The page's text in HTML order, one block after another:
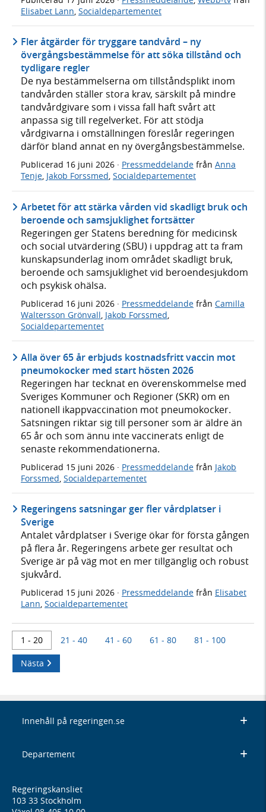
Elisabet Lann Socialdepartementet
Fler åtgärder för tryggare tandvård – ny
övergångsbestämmelse för att söka tillstånd och
tydligare regler
De nya bestämmelserna om tillståndsplikt inom
tandvården ställer stora krav, särskilt på mindre
tandvårdgivare som i vissa fall haft svårt att
anpassa sig till regelverket. För att stödja
vårdgivarna i omställningen föreslår regeringen
därför bland annat en ny övergångsbestämmelse.
Publicerad 16 juni 2026 · Pressmeddelande från Anna
Tenje, Jakob Forssmed, Socialdepartementet
Arbetet för att stärka vården vid skadligt bruk och
beroende och samsjuklighet fortsätter
Regeringen ger Statens beredning för medicinsk
och social utvärdering (SBU) i uppdrag att ta fram
kunskapsunderlag inom området skadligt bruk,
beroende och samsjuklighet vid beroendesjukdom
och psykisk ohälsa.
Publicerad 16 juni 2026 · Pressmeddelande från Camilla
Waltersson Grönvall, Jakob Forssmed,
Socialdepartementet
Alla över 65 år erbjuds kostnadsfritt vaccin mot
pneumokocker med start hösten 2026
Regeringen har tecknat en överenskommelse med
Sveriges Kommuner och Regioner (SKR) om en
nationell ikappvaccination mot pneumokocker.
Satsningen riktar sig till personer som är äldre än
65 år och som ännu inte vaccinerats enligt de
senaste rekommendationerna.
Publicerad 15 juni 2026 · Pressmeddelande från Jakob
Forssmed Socialdepartementet
Regeringens satsningar ger fler vårdplatser i
Sverige
Antalet vårdplatser i Sverige ökar för första gången
på flera år. Regeringens arbete ger resultat och
Sverige är på väg mot en mer tillgänglig och robust
sjukvård.
Publicerad 15 juni 2026 · Pressmeddelande från Elisabet
Lann, Socialdepartementet
1 - 20 21 - 40 41 - 60 61 - 80 81 - 100
Nästa
Innehåll på regeringen.se
Departement
Regeringskansliet
103 33 Stockholm